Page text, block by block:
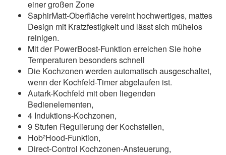
einer großen Zone
SaphirMatt-Oberfläche vereint hochwertiges, mattes
Design mit Kratzfestigkeit und lässt sich mühelos
reinigen.
Mit der PowerBoost-Funktion erreichen Sie hohe
Temperaturen besonders schnell
Die Kochzonen werden automatisch ausgeschaltet,
wenn der Kochfeld-Timer abgelaufen ist.
Autark-Kochfeld mit oben liegenden
Bedienelementen,
4 Induktions-Kochzonen,
9 Stufen Regulierung der Kochstellen,
Hob²Hood-Funktion,
Direct-Control Kochzonen-Ansteuerung,